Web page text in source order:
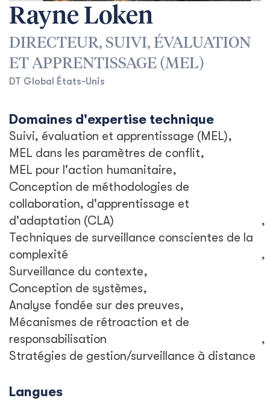
Rayne Loken
DIRECTEUR, SUIVI, ÉVALUATION
ET APPRENTISSAGE (MEL)
DT Global États-Unis
Domaines d'expertise technique
Suivi, évaluation et apprentissage (MEL)
MEL dans les paramètres de conflit
MEL pour l'action humanitaire
Conception de méthodologies de
collaboration, d'apprentissage et
d'adaptation (CLA)
Techniques de surveillance conscientes de la
complexité
Surveillance du contexte
Conception de systèmes
Analyse fondée sur des preuves
Mécanismes de rétroaction et de
responsabilisation
Stratégies de gestion/surveillance à distance
Langues